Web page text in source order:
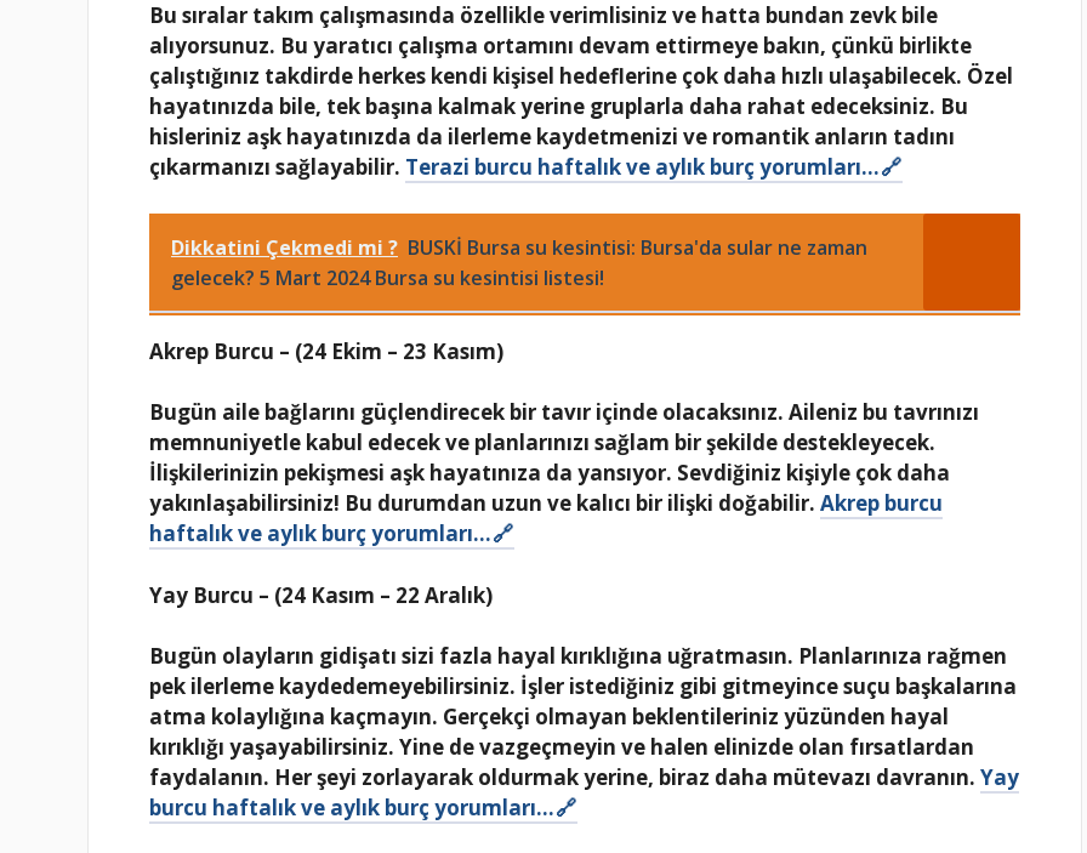
Bu sıralar takım çalışmasında özellikle verimlisiniz ve hatta bundan zevk bile
alıyorsunuz. Bu yaratıcı çalışma ortamını devam ettirmeye bakın, çünkü birlikte
çalıştığınız takdirde herkes kendi kişisel hedeflerine çok daha hızlı ulaşabilecek. Özel
hayatınızda bile, tek başına kalmak yerine gruplarla daha rahat edeceksiniz. Bu
hisleriniz aşk hayatınızda da ilerleme kaydetmenizi ve romantik anların tadını
çıkarmanızı sağlayabilir. Terazi burcu haftalık ve aylık burç yorumları…
Dikkatini Çekmedi mi ? BUSKİ Bursa su kesintisi: Bursa'da sular ne zaman
gelecek? 5 Mart 2024 Bursa su kesintisi listesi!
Akrep Burcu – (24 Ekim – 23 Kasım)
Bugün aile bağlarını güçlendirecek bir tavır içinde olacaksınız. Aileniz bu tavrınızı
memnuniyetle kabul edecek ve planlarınızı sağlam bir şekilde destekleyecek.
İlişkilerinizin pekişmesi aşk hayatınıza da yansıyor. Sevdiğiniz kişiyle çok daha
yakınlaşabilirsiniz! Bu durumdan uzun ve kalıcı bir ilişki doğabilir. Akrep burcu
haftalık ve aylık burç yorumları…
Yay Burcu – (24 Kasım – 22 Aralık)
Bugün olayların gidişatı sizi fazla hayal kırıklığına uğratmasın. Planlarınıza rağmen
pek ilerleme kaydedemeyebilirsiniz. İşler istediğiniz gibi gitmeyince suçu başkalarına
atma kolaylığına kaçmayın. Gerçekçi olmayan beklentileriniz yüzünden hayal
kırıklığı yaşayabilirsiniz. Yine de vazgeçmeyin ve halen elinizde olan fırsatlardan
faydalanın. Her şeyi zorlayarak oldurmak yerine, biraz daha mütevazı davranın. Yay
burcu haftalık ve aylık burç yorumları…